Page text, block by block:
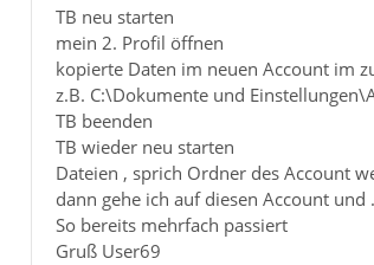
TB neu starten
mein 2. Profil öffnen
kopierte Daten im neuen Account im
z.B. C:\Dokumente und
TB beenden
TB wieder neu starten
Dateien , sprich Ordner des Account
dann gehe ich auf diesen Account
So bereits mehrfach passiert
Gruß User69